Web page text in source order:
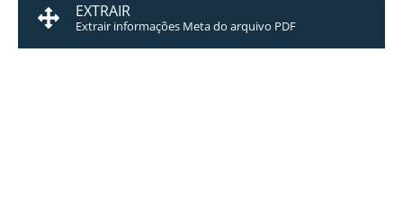
EXTRAIR
Extrair informações Meta do arquivo PDF